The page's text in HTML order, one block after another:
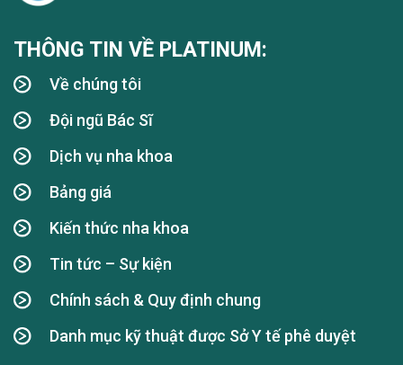
THÔNG TIN VỀ PLATINUM:
Về chúng tôi
Đội ngũ Bác Sĩ
Dịch vụ nha khoa
Bảng giá
Kiến thức nha khoa
Tin tức – Sự kiện
Chính sách & Quy định chung
Danh mục kỹ thuật được Sở Y tế phê duyệt